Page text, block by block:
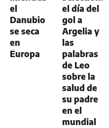
el
Danubio
se seca
en
Europa
el día del
gol a
Argelia y
las
palabras
de Leo
sobre la
salud de
su padre
en el
mundial